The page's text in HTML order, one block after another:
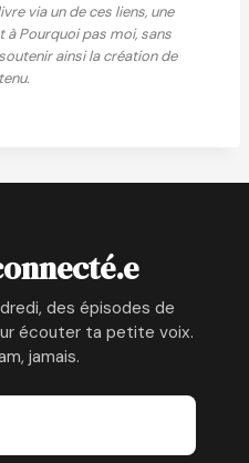
via un de ces liens, une
Pourquoi pas moi, sans
ainsi la création de
des épisodes de
écouter ta petite voix.
jamais.